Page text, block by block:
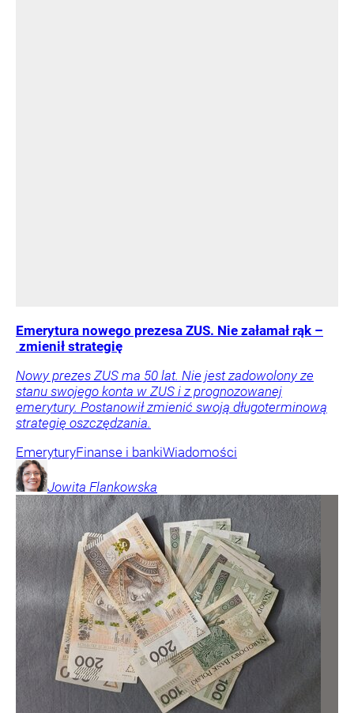
Emerytura nowego prezesa ZUS. Nie załamał rąk –
zmienił strategię
Nowy prezes ZUS ma 50 lat. Nie jest zadowolony ze
stanu swojego konta w ZUS i z prognozowanej
emerytury. Postanowił zmienić swoją długoterminową
strategię oszczędzania.
EmeryturyFinanse i bankiWiadomości
Jowita Flankowska